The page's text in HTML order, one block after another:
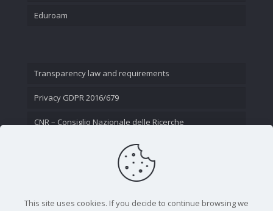
Eduroam
Transparency law and requirements
Privacy GDPR 2016/679
CNR – Consiglio Nazionale delle Ricerche
This site uses cookies. If you decide to continue browsing we